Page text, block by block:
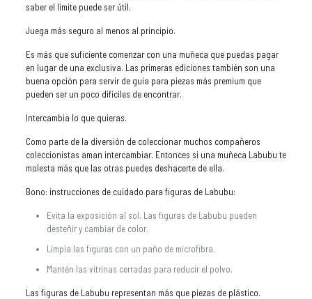
saber el límite puede ser útil.
Juega más seguro al menos al principio.
Es más que suficiente comenzar con una muñeca que puedas pagar
en lugar de una exclusiva. Las primeras ediciones también son una
buena opción para servir de guía para piezas más premium que
pueden ser un poco difíciles de encontrar.
Intercambia lo que quieras.
Como parte de la diversión de coleccionar muchos compañeros
coleccionistas aman intercambiar. Entonces si una muñeca Labubu te
molesta más que las otras puedes deshacerte de ella.
Bono: instrucciones de cuidado para figuras de Labubu:
Evita la exposición al sol. Las figuras de Labubu pueden
desteñir y cambiar de color.
Limpia las figuras con un paño de microfibra.
Mantén las vitrinas cerradas para reducir el polvo.
Las figuras de Labubu representan más que piezas de plástico.